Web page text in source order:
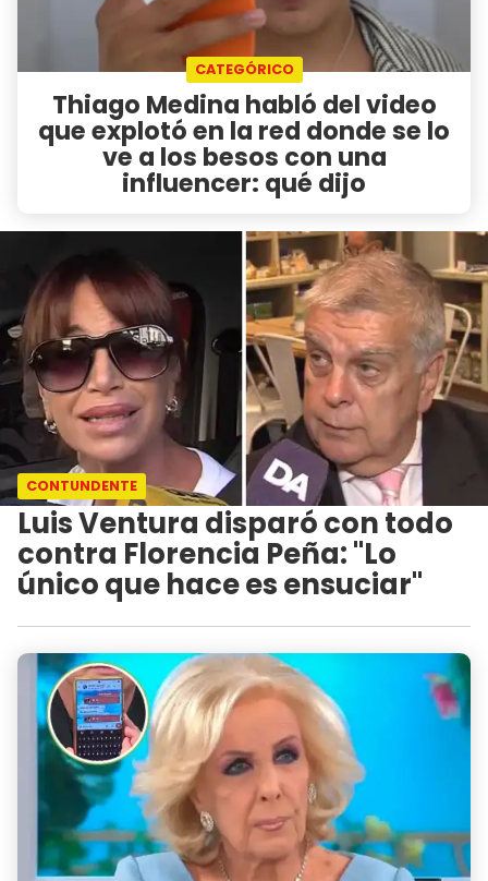
CATEGÓRICO
Thiago Medina habló del video
que explotó en la red donde se lo
ve a los besos con una
influencer: qué dijo
CONTUNDENTE
Luis Ventura disparó con todo
contra Florencia Peña: "Lo
único que hace es ensuciar"